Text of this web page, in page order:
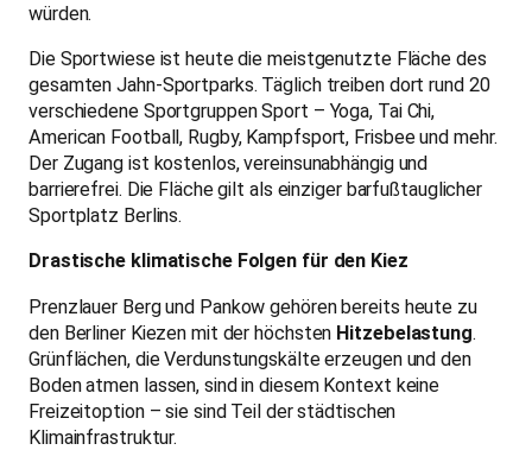
würden.
Die Sportwiese ist heute die meistgenutzte Fläche des
gesamten Jahn-Sportparks. Täglich treiben dort rund 20
verschiedene Sportgruppen Sport – Yoga, Tai Chi,
American Football, Rugby, Kampfsport, Frisbee und mehr.
Der Zugang ist kostenlos, vereinsunabhängig und
barrierefrei. Die Fläche gilt als einziger barfußtauglicher
Sportplatz Berlins.
Drastische klimatische Folgen für den Kiez
Prenzlauer Berg und Pankow gehören bereits heute zu
den Berliner Kiezen mit der höchsten Hitzebelastung.
Grünflächen, die Verdunstungskälte erzeugen und den
Boden atmen lassen, sind in diesem Kontext keine
Freizeitoption – sie sind Teil der städtischen
Klimainfrastruktur.